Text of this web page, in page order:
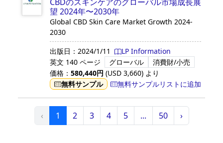
望 2024年〜2030年
Global CBD Skin Care Market Growth 2024-
2030
出版日： 2024/1/11
LP Information
英文 140 ページ グローバル
消費財/小売
価格： 580,440円 (USD 3,660) より
無料サンプル
無料サンプルリストに追加
‹ 1 2 3 4 5 ... 50 ›